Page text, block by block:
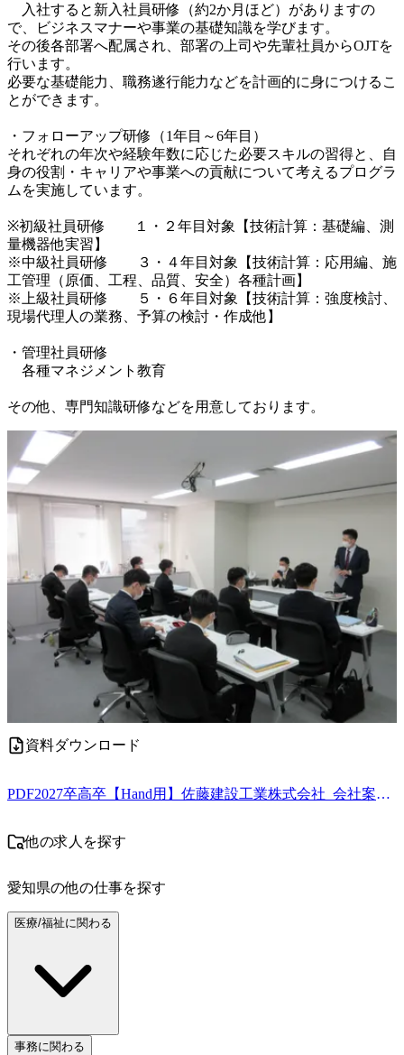
入社すると新入社員研修（約2か月ほど）がありますの
で、ビジネスマナーや事業の基礎知識を学びます。
その後各部署へ配属され、部署の上司や先輩社員からOJTを
行います。
必要な基礎能力、職務遂行能力などを計画的に身につけるこ
とができます。
・フォローアップ研修（1年目～6年目）
それぞれの年次や経験年数に応じた必要スキルの習得と、自
身の役割・キャリアや事業への貢献について考えるプログラ
ムを実施しています。
※初級社員研修　　１・２年目対象【技術計算：基礎編、測
量機器他実習】
※中級社員研修　　３・４年目対象【技術計算：応用編、施
工管理（原価、工程、品質、安全）各種計画】
※上級社員研修　　５・６年目対象【技術計算：強度検討、
現場代理人の業務、予算の検討・作成他】
・管理社員研修
各種マネジメント教育
その他、専門知識研修などを用意しております。
資料ダウンロード
PDF 2027卒高卒【Hand用】佐藤建設工業株式会社_会社案内_A3見開き版.pdf
他の求人を探す
愛知県の他の仕事を探す
医療/福祉に関わる
事務に関わる